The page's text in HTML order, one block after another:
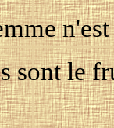
sont le